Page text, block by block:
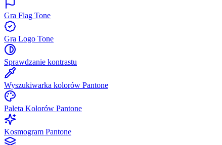
Gra Flag Tone
Gra Logo Tone
Sprawdzanie kontrastu
Wyszukiwarka kolorów Pantone
Paleta Kolorów Pantone
Kosmogram Pantone